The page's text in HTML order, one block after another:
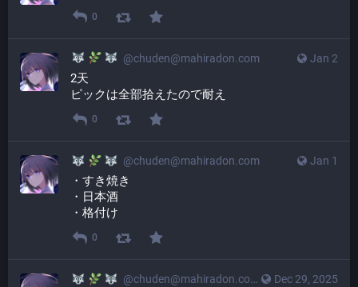
0
Jan 2
@chuden@mahiradon.com
2天
ピックは全部拾えたので耐え
0
Jan 1
@chuden@mahiradon.com
・すき焼き
・日本酒
・格付け
0
Dec 29, 2025
@chuden@mahiradon.com